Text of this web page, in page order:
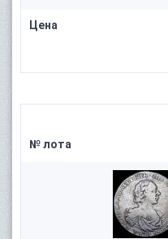
Цена
№ лота